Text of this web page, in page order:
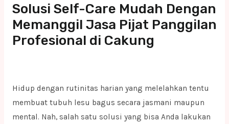
Solusi Self-Care Mudah Dengan
Memanggil Jasa Pijat Panggilan
Profesional di Cakung
Hidup dengan rutinitas harian yang melelahkan tentu
membuat tubuh lesu bagus secara jasmani maupun
mental. Nah, salah satu solusi yang bisa Anda lakukan